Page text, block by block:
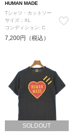
HUMAN MADE
Tシャツ・カットソー
サイズ：XL
コンディション: C
7,200円（税込）
SOLDOUT